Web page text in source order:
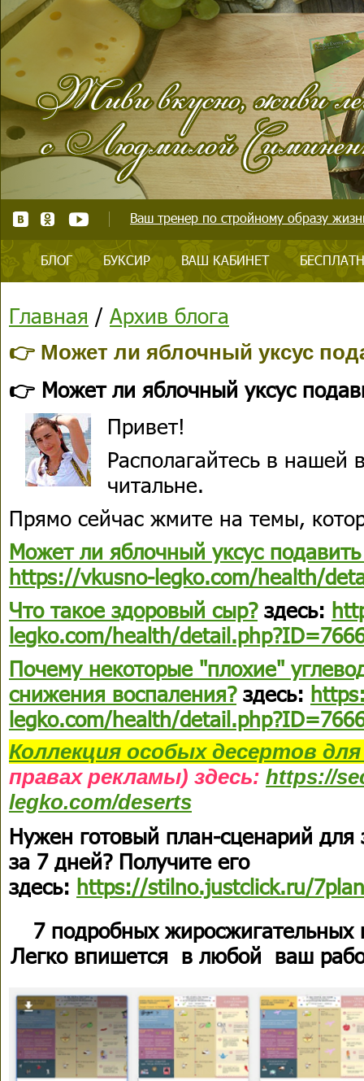
Ваш тренер по стройному образу
БЛОГ БУКСИР ВАШ КАБИНЕТ
Главная / Архив блога
👉 Может ли яблочный уксус
👉 Может ли яблочный уксус
Привет!
Располагайтесь в нашей
читальне.
Прямо сейчас жмите на темы,
Может ли яблочный уксус
https://vkusno-legko.com/health/
Что такое здоровый сыр?здесь:
legko.com/health/
Почему некоторые "плохие"
снижения воспаления? здесь:
legko.com/health/
Коллекция особых десертов
правах рекламы) здесь: https://
legko.com/deserts
Нужен готовый план-сценарий для
за 7 дней? Получите его
здесь: https://stilno.justclick.ru/
7 подробных
Легко впишется в любой ваш